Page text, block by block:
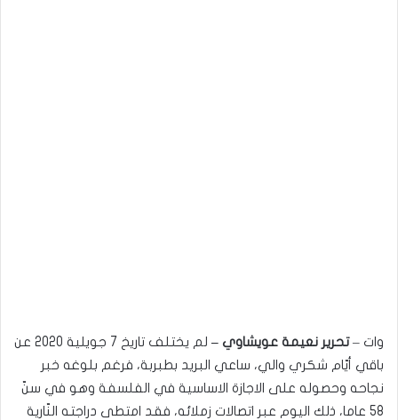
وات –تحرير نعيمة عويشاوي –
لم يختلف تاريخ 7 جويلية 2020 عن
باقي أيّام شكري والي، ساعي البريد بطبربة، فرغم بلوغه خبر
نجاحه وحصوله على الاجازة الاساسية في الفلسفة وهو في سنّ
58 عاما، ذلك اليوم عبر اتصالات زملائه، فقد امتطى دراجته النّارية